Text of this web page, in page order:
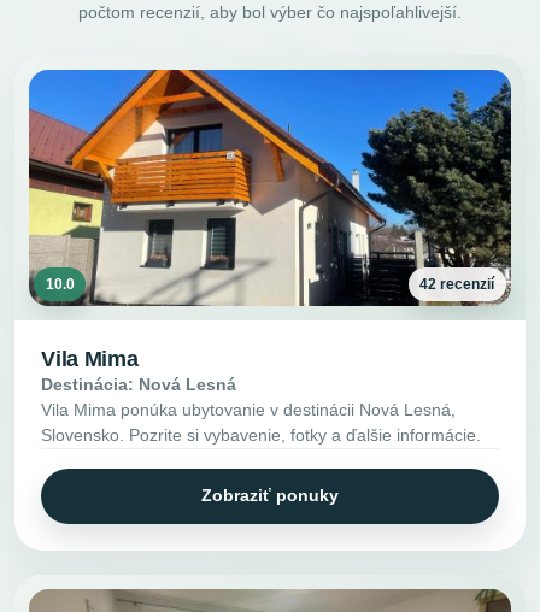
počtom recenzií, aby bol výber čo najspoľahlivejší.
10.0 42 recenzií
Vila Mima
Destinácia: Nová Lesná
Vila Mima ponúka ubytovanie v destinácii Nová Lesná,
Slovensko. Pozrite si vybavenie, fotky a ďalšie informácie.
Zobraziť ponuky